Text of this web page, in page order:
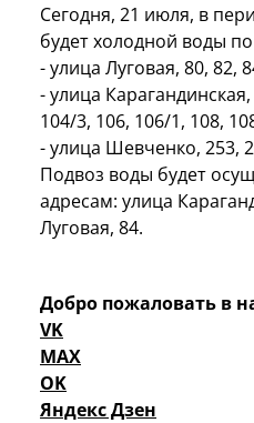
Сегодня, 21 июля, в
будет холодной воды
- улица Луговая, 80, 82,
- улица
104/3, 106, 106/1, 108,
- улица Шевченко, 253,
Подвоз воды будет
адресам: улица
Луговая, 84.
Добро пожаловать в
VK
MAX
OK
Яндекс Дзен